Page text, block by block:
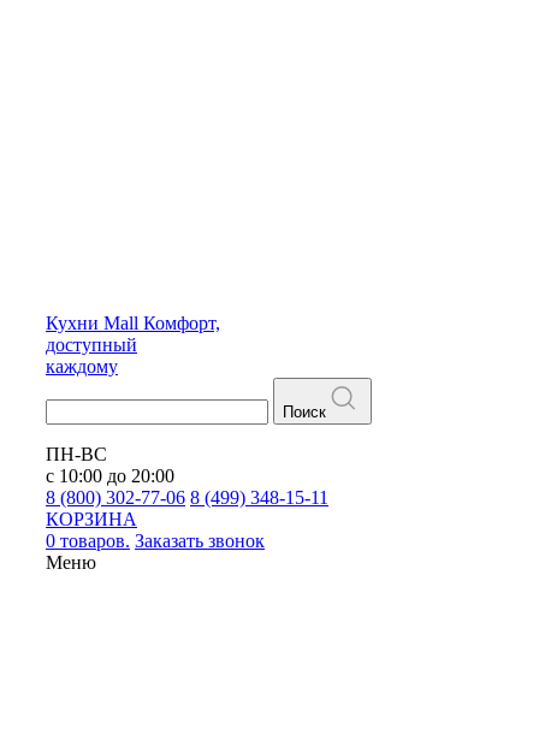
Кухни Mall Комфорт,
доступный
каждому
Поиск
ПН-ВС
с 10:00 до 20:00
8 (800) 302-77-06 8 (499) 348-15-11
КОРЗИНА
0 товаров. Заказать звонок
Меню